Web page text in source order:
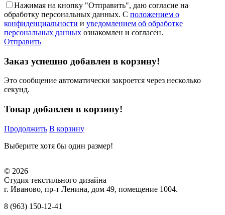
Нажимая на кнопку "Отправить", даю согласие на
обработку персональных данных. С положением о
конфиденциальности и уведомлением об обработке
персональных данных ознакомлен и согласен.
Отправить
Заказ успешно добавлен в корзину!
Это сообщение автоматически закроется через несколько
секунд.
Товар добавлен в корзину!
Продолжить В корзину
Выберите хотя бы один размер!
© 2026
Студия текстильного дизайна
г. Иваново, пр-т Ленина, дом 49, помещение 1004.
8 (963) 150-12-41